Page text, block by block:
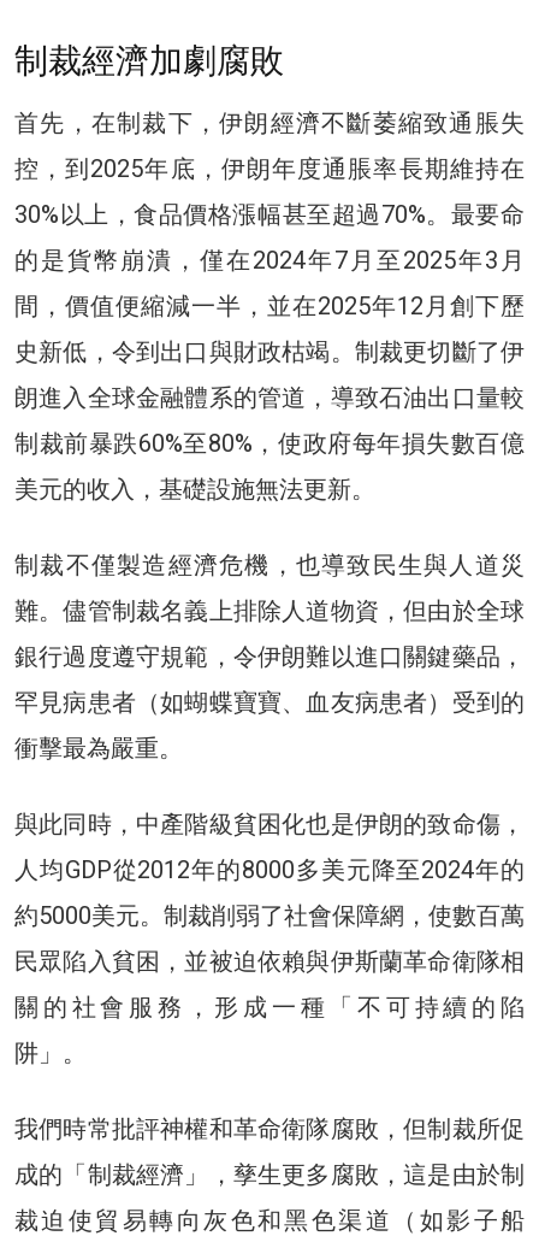
制裁經濟加劇腐敗
首先，在制裁下，伊朗經濟不斷萎縮致通脹失
控，到2025年底，伊朗年度通脹率長期維持在
30%以上，食品價格漲幅甚至超過70%。最要命
的是貨幣崩潰，僅在2024年7月至2025年3月
間，價值便縮減一半，並在2025年12月創下歷
史新低，令到出口與財政枯竭。制裁更切斷了伊
朗進入全球金融體系的管道，導致石油出口量較
制裁前暴跌60%至80%，使政府每年損失數百億
美元的收入，基礎設施無法更新。
制裁不僅製造經濟危機，也導致民生與人道災
難。儘管制裁名義上排除人道物資，但由於全球
銀行過度遵守規範，令伊朗難以進口關鍵藥品，
罕見病患者（如蝴蝶寶寶、血友病患者）受到的
衝擊最為嚴重。
與此同時，中產階級貧困化也是伊朗的致命傷，
人均GDP從2012年的8000多美元降至2024年的
約5000美元。制裁削弱了社會保障網，使數百萬
民眾陷入貧困，並被迫依賴與伊斯蘭革命衛隊相
關的社會服務，形成一種「不可持續的陷
阱」。
我們時常批評神權和革命衛隊腐敗，但制裁所促
成的「制裁經濟」，孳生更多腐敗，這是由於制
裁迫使貿易轉向灰色和黑色渠道（如影子船